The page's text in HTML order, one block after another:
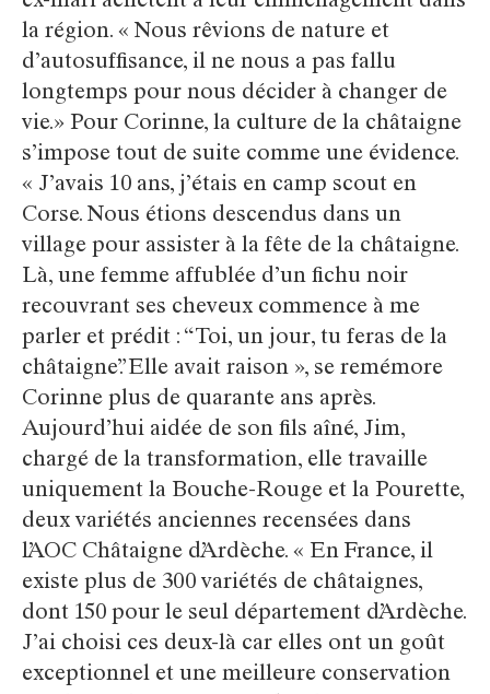
la région. « Nous rêvions de nature et
d’autosuffisance, il ne nous a pas fallu
longtemps pour nous décider à changer de
vie.» Pour Corinne, la culture de la châtaigne
s’impose tout de suite comme une évidence.
« J’avais 10 ans, j’étais en camp scout en
Corse. Nous étions descendus dans un
village pour assister à la fête de la châtaigne.
Là, une femme affublée d’un fichu noir
recouvrant ses cheveux commence à me
parler et prédit : “Toi, un jour, tu feras de la
châtaigne”. Elle avait raison », se remémore
Corinne plus de quarante ans après.
Aujourd’hui aidée de son fils aîné, Jim,
chargé de la transformation, elle travaille
uniquement la Bouche-Rouge et la Pourette,
deux variétés anciennes recensées dans
l’AOC Châtaigne d’Ardèche. « En France, il
existe plus de 300 variétés de châtaignes,
dont 150 pour le seul département d’Ardèche.
J’ai choisi ces deux-là car elles ont un goût
exceptionnel et une meilleure conservation